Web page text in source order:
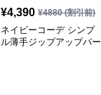
¥4,390 ¥4880(割引前)
ネイビーコーデ シンプ
ル薄手ジップアップパー